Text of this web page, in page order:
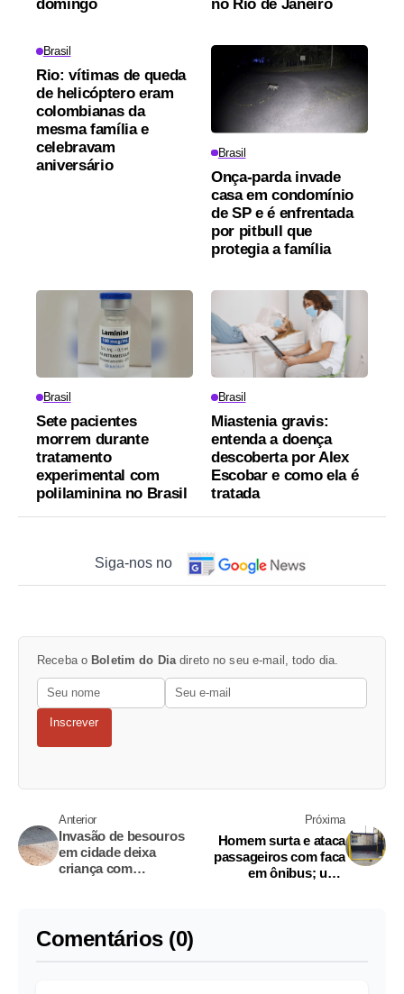
domingo no Rio de Janeiro
Brasil
Rio: vítimas de queda
de helicóptero eram
colombianas da
mesma família e
celebravam
aniversário
Brasil
Onça-parda invade
casa em condomínio
de SP e é enfrentada
por pitbull que
protegia a família
Brasil
Sete pacientes
morrem durante
tratamento
experimental com
polilaminina no Brasil
Brasil
Miastenia gravis:
entenda a doença
descoberta por Alex
Escobar e como ela é
tratada
Siga-nos no
Receba o Boletim do Diadireto no seu e-mail, todo dia.
Inscrever
Anterior
Invasão de besouros
em cidade deixa
criança com
Próxima
Homem surta e ataca
passageiros com faca
em ônibus; uma
Comentários (0)